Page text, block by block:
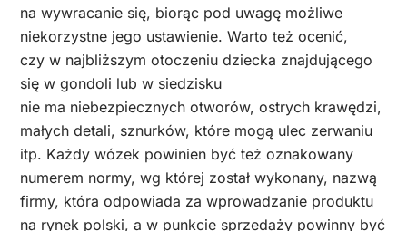
na wywracanie się, biorąc pod uwagę możliwe
niekorzystne jego ustawienie. Warto też ocenić,
czy w najbliższym otoczeniu dziecka znajdującego
się w gondoli lub w siedzisku
nie ma niebezpiecznych otworów, ostrych krawędzi,
małych detali, sznurków, które mogą ulec zerwaniu
itp. Każdy wózek powinien być też oznakowany
numerem normy, wg której został wykonany, nazwą
firmy, która odpowiada za wprowadzanie produktu
na rynek polski, a w punkcie sprzedaży powinny być